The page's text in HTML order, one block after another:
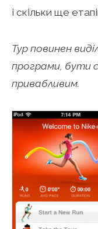
і скільки ще
Тур повинен
програми, бути
привабливим.